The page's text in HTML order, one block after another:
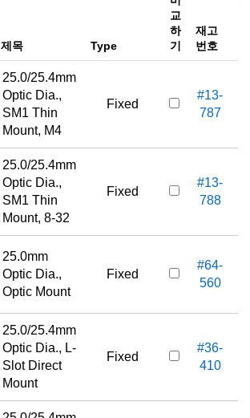
제목 Type
교
하
기
재고
번호
25.0/25.4mm
Optic Dia.,
SM1 Thin
Mount, M4
Fixed
#13-
787
25.0/25.4mm
Optic Dia.,
SM1 Thin
Mount, 8-32
Fixed
#13-
788
25.0mm
Optic Dia.,
Optic Mount
Fixed
#64-
560
25.0/25.4mm
Optic Dia., L-
Slot Direct
Mount
Fixed
#36-
410